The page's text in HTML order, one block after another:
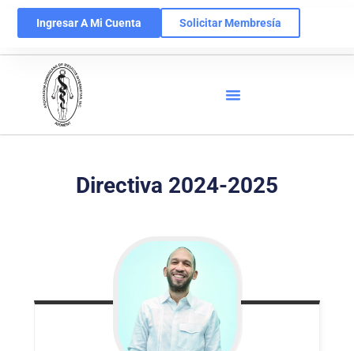
Ingresar A Mi Cuenta Solicitar Membresía
Directiva 2024-2025